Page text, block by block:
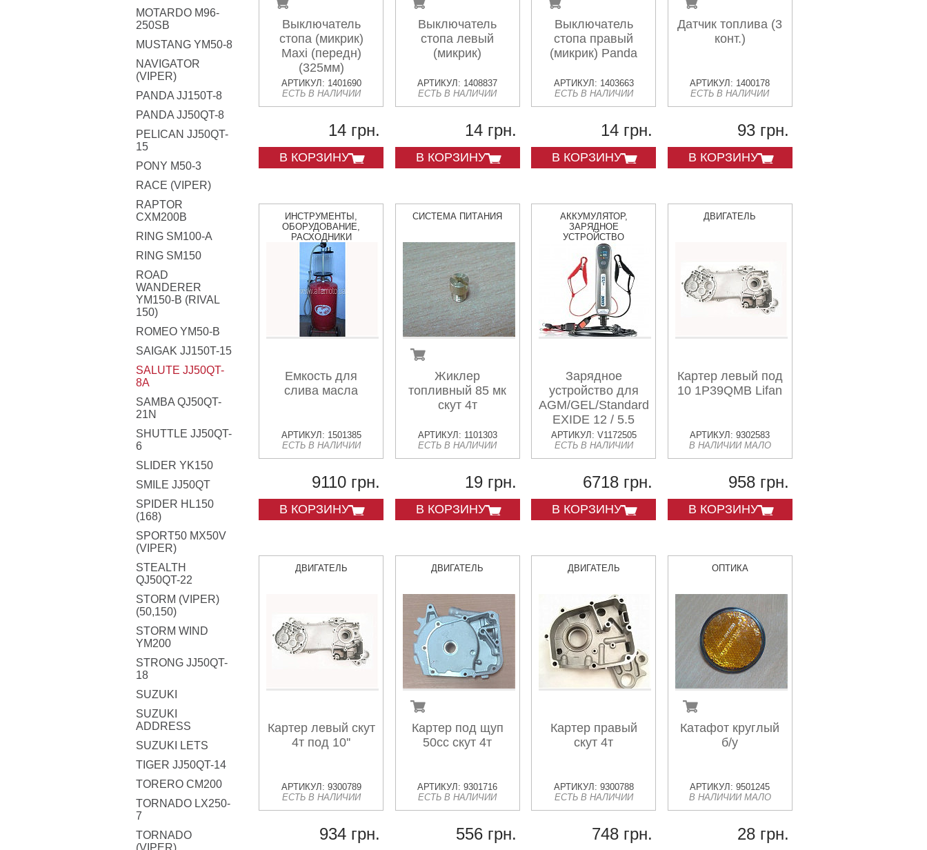
MOTARDO M96-
250SB
MUSTANG YM50-8
NAVIGATOR
(VIPER)
PANDA JJ150T-8
PANDA JJ50QT-8
PELICAN JJ50QT-
15
PONY M50-3
RACE (VIPER)
RAPTOR
CXM200B
RING SM100-A
RING SM150
ROAD
WANDERER
YM150-B (RIVAL
150)
ROMEO YM50-B
SAIGAK JJ150T-15
SALUTE JJ50QT-
8A
SAMBA QJ50QT-
21N
SHUTTLE JJ50QT-
6
SLIDER YK150
SMILE JJ50QT
SPIDER HL150
(168)
SPORT50 MX50V
(VIPER)
STEALTH
QJ50QT-22
STORM (VIPER)
(50,150)
STORM WIND
YM200
STRONG JJ50QT-
18
SUZUKI
SUZUKI
ADDRESS
SUZUKI LETS
TIGER JJ50QT-14
TORERO CM200
TORNADO LX250-
7
TORNADO
(VIPER)
Выключатель
стопа (микрик)
Maxi (передн)
(325мм)
АРТИКУЛ: 1401690
ЕСТЬ В НАЛИЧИИ
14 грн.
В КОРЗИНУ
Выключатель
стопа левый
(микрик)
АРТИКУЛ: 1408837
ЕСТЬ В НАЛИЧИИ
14 грн.
В КОРЗИНУ
Выключатель
стопа правый
(микрик) Panda
АРТИКУЛ: 1403663
ЕСТЬ В НАЛИЧИИ
14 грн.
В КОРЗИНУ
Датчик топлива (3
конт.)
АРТИКУЛ: 1400178
ЕСТЬ В НАЛИЧИИ
93 грн.
В КОРЗИНУ
ИНСТРУМЕНТЫ,
ОБОРУДОВАНИЕ,
РАСХОДНИКИ
Емкость для
слива масла
АРТИКУЛ: 1501385
ЕСТЬ В НАЛИЧИИ
9110 грн.
В КОРЗИНУ
СИСТЕМА ПИТАНИЯ
Жиклер
топливный 85 мк
скут 4т
АРТИКУЛ: 1101303
ЕСТЬ В НАЛИЧИИ
19 грн.
В КОРЗИНУ
АККУМУЛЯТОР,
ЗАРЯДНОЕ
УСТРОЙСТВО
Зарядное
устройство для
AGM/GEL/Standard
EXIDE 12 / 5.5
АРТИКУЛ: V1172505
ЕСТЬ В НАЛИЧИИ
6718 грн.
В КОРЗИНУ
ДВИГАТЕЛЬ
Картер левый под
10 1P39QMB Lifan
АРТИКУЛ: 9302583
В НАЛИЧИИ МАЛО
958 грн.
В КОРЗИНУ
ДВИГАТЕЛЬ
Картер левый скут
4т под 10''
АРТИКУЛ: 9300789
ЕСТЬ В НАЛИЧИИ
934 грн.
ДВИГАТЕЛЬ
Картер под щуп
50сс скут 4т
АРТИКУЛ: 9301716
ЕСТЬ В НАЛИЧИИ
556 грн.
ДВИГАТЕЛЬ
Картер правый
скут 4т
АРТИКУЛ: 9300788
ЕСТЬ В НАЛИЧИИ
748 грн.
ОПТИКА
Катафот круглый
б/у
АРТИКУЛ: 9501245
В НАЛИЧИИ МАЛО
28 грн.